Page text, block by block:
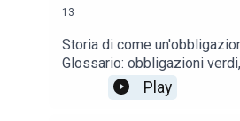
13
Storia di come
Glossario: obbligazioni
obbligazioni climaticamente
obbligazioni per lo sviluppo
Play